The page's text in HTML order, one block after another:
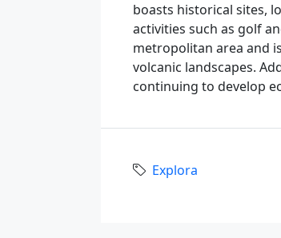
boasts historical sites,
activities such as golf
metropolitan area and
volcanic landscapes.
continuing to develop
Explora